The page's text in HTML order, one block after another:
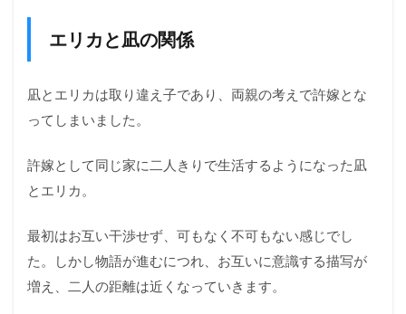
エリカと凪の関係
凪とエリカは取り違え子であり、両親の考えで許嫁とな
ってしまいました。
許嫁として同じ家に二人きりで生活するようになった凪
とエリカ。
最初はお互い干渉せず、可もなく不可もない感じでし
た。しかし物語が進むにつれ、お互いに意識する描写が
増え、二人の距離は近くなっていきます。